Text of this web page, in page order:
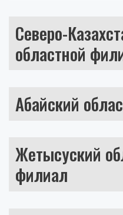
Северо-
областной
Абайский
Жетысуский
филиал